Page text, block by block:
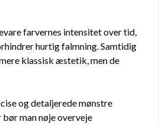
farvernes intensitet over tid,
hurtig falmning. Samtidig
klassisk æstetik, men de
og detaljerede mønstre
man nøje overveje